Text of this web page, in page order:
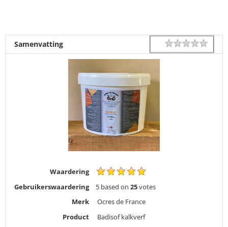
Samenvatting Rating 1 star
2
3
4
5
Waardering
Gebruikerswaardering
5based on 25votes
Merk
Ocres de France
Product
Badisof kalkverf